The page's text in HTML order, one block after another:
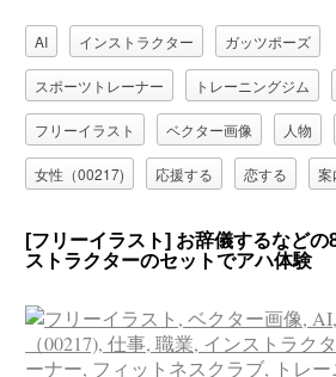
AI インストラクター ガッツポーズ
スポーツトレーナー トレーニングジム
フリーイラスト ベクター画像 人物
女性（00217) 応援する 恋する 案
[フリーイラスト] お辞儀するなど
ストラクターのセットでアハ体験